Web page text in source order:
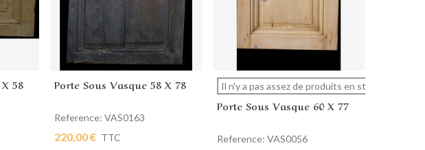
58 Ajouter au panier
Porte Sous Vasque 58 X 78
Reference: VAS0163
220,00 € TTC
Afficher plus
Il n'y a pas assez de produits en stock.
Porte Sous Vasque 60 X 77
Reference: VAS0056